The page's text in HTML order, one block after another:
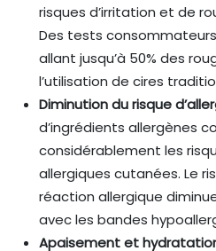
risques d’irritation et de
Des tests
allant jusqu’à 50% des
l’utilisation de cires
Diminution du risque
d’ingrédients allergènes
considérablement les
allergiques cutanées. Le
réaction allergique
avec les bandes
Apaisement et